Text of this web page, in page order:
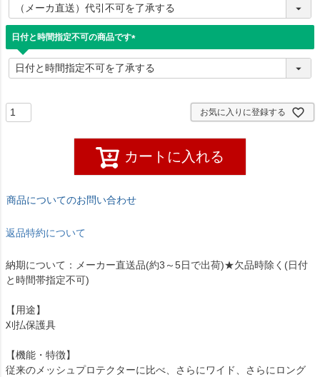
必
須
日付と時間指定不可の商品です
必
須
お気に入りに登録する
カートに入れる
商品についてのお問い合わせ
返品特約について
納期について：メーカー直送品(約3～5日で出荷)★欠品時除く(日付
と時間帯指定不可)
【用途】
刈払保護具
【機能・特徴】
従来のメッシュプロテクターに比べ、さらにワイド、さらにロング